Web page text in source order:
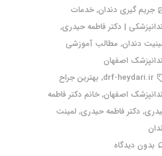
جریم گیری دندان,خدمات
| دکتر فاطمه حیدری,
دندان, مطالب آموزشی
اصفهان
drf-heydari.ir
, بهترین جراح
اصفهان,خانم دکتر فاطمه
, دکتر فاطمه حیدری, لمینت
بدون دیدگاه